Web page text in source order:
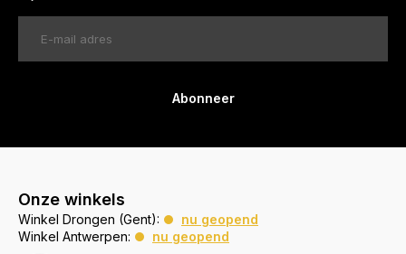
Abonneer
Onze winkels
Winkel Drongen (Gent):
nu geopend
Winkel Antwerpen:
nu geopend